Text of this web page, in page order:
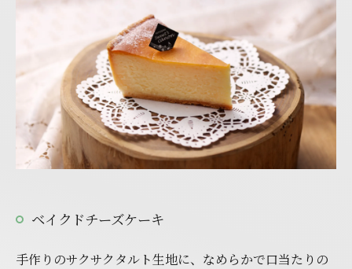
ベイクドチーズケーキ
手作りのサクサクタルト生地に、なめらかで口当たりの